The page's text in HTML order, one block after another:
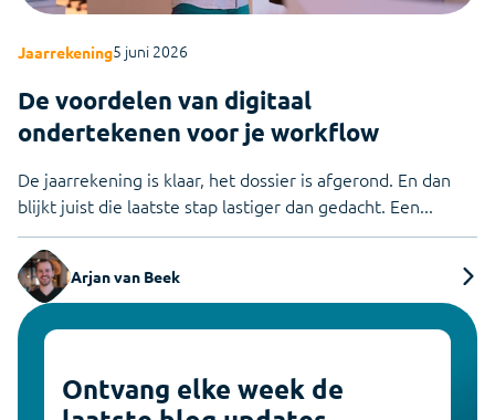
Jaarrekening5 juni 2026
De voordelen van digitaal
ondertekenen voor je workflow
De jaarrekening is klaar, het dossier is afgerond. En dan
blijkt juist die laatste stap lastiger dan gedacht. Een...
Arjan van Beek
Ontvang elke week de